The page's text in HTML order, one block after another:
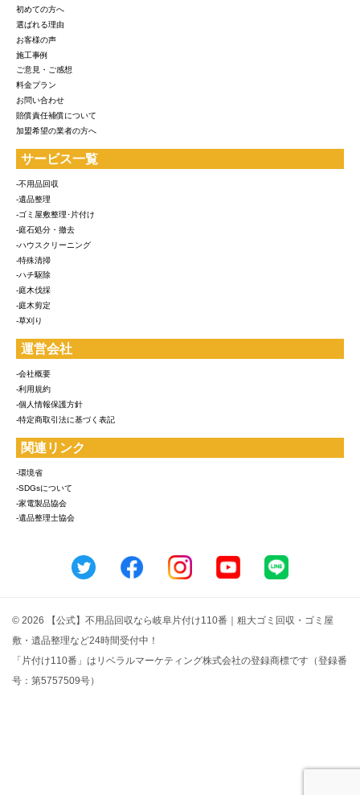
初めての方へ
選ばれる理由
お客様の声
施工事例
ご意見・ご感想
料金プラン
お問い合わせ
賠償責任補償について
加盟希望の業者の方へ
サービス一覧
-不用品回収
-遺品整理
-ゴミ屋敷整理･片付け
-庭石処分・撤去
-ハウスクリーニング
-特殊清掃
-ハチ駆除
-庭木伐採
-庭木剪定
-草刈り
運営会社
-会社概要
-利用規約
-個人情報保護方針
-特定商取引法に基づく表記
関連リンク
-環境省
-SDGsについて
-家電製品協会
-遺品整理士協会
© 2026 【公式】不用品回収なら岐阜片付け110番｜粗大ゴミ回収・ゴミ屋
敷・遺品整理など24時間受付中！
「片付け110番」はリベラルマーケティング株式会社の登録商標です（登録番
号：第5757509号）